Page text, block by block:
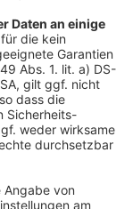
einem Funk-
Nile Rodgers
gelistet.
seit der
BTS
die